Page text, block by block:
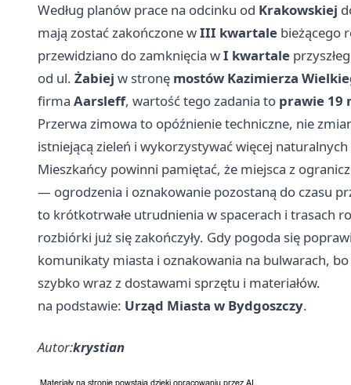
Według planów prace na odcinku od Krakowskiej
mają zostać zakończone wIII kwartale bieżącego
przewidziano do zamknięcia wI kwartale
od ul. Żabiej w stronę mostów Kazimierza
firma Aarsleff, wartość tego zadania to prawie 19
Przerwa zimowa to opóźnienie techniczne, nie
istniejącą zieleń i wykorzystywać więcej
Mieszkańcy powinni pamiętać, że miejsca z
— ogrodzenia i oznakowanie pozostaną do czasu
to krótkotrwałe utrudnienia w spacerach i trasach
rozbiórki już się zakończyły. Gdy pogoda się
komunikaty miasta i oznakowania na bulwarach,
szybko wraz z dostawami sprzętu i materiałów.
na podstawie: Urząd Miasta w Bydgoszczy.
Autor:krystian